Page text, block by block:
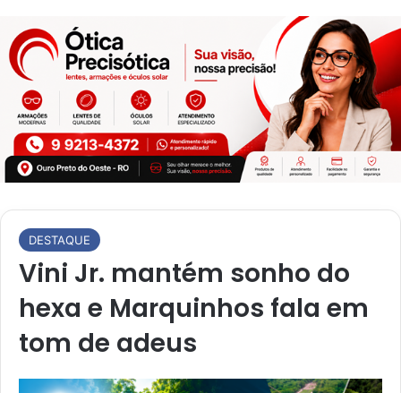
DESTAQUE
Vini Jr. mantém sonho do
hexa e Marquinhos fala em
tom de adeus